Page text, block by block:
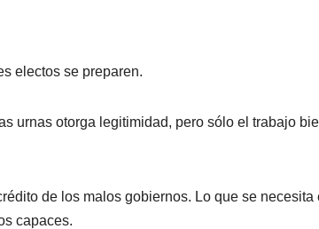
electos se preparen.
urnas otorga legitimidad, pero sólo el trabajo
de los malos gobiernos. Lo que se necesita
capaces.